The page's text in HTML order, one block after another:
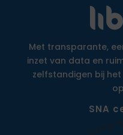
Met transparante,
inzet van data en
zelfstandigen bij
SNA